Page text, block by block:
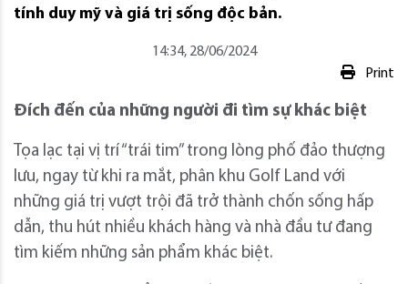
tính duy mỹ và giá trị sống độc bản.
14:34, 28/06/2024
Print
Đích đến của những người đi tìm sự khác biệt
Tọa lạc tại vị trí “trái tim” trong lòng phố đảo thượng
lưu, ngay từ khi ra mắt, phân khu Golf Land với
những giá trị vượt trội đã trở thành chốn sống hấp
dẫn, thu hút nhiều khách hàng và nhà đầu tư đang
tìm kiếm những sản phẩm khác biệt.